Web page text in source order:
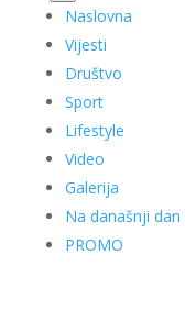
Naslovna
Vijesti
Društvo
Sport
Lifestyle
Video
Galerija
Na današnji dan
PROMO